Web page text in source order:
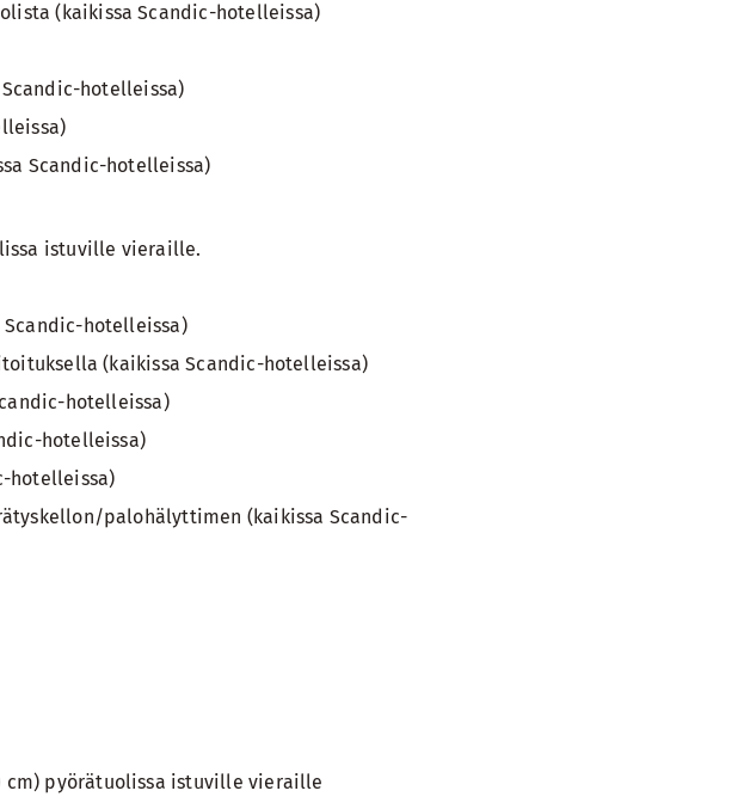
(kaikissa Scandic-hotelleissa)
hotelleissa)
Scandic-hotelleissa)
istuville vieraille.
hotelleissa)
(kaikissa Scandic-hotelleissa)
hotelleissa)
hotelleissa)
hotelleissa)
palohälyttimen (kaikissa Scandic-
cm) pyörätuolissa istuville vieraille